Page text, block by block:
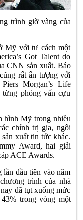
trình giờ vàng của
Mỹ với tư cách một
Got Talent do
CNN sản xuất. Báo
rất ấn tượng với
Morgan’s Life
phỏng vấn cựu
hình Mỹ trong nhiều
chính trị gia, ngôi
xuất tin tức khác.
Award, hai giải
ACE Awards.
đầu tiên vào năm
trình của nhà
đã tụt xuống mức
trong vòng một